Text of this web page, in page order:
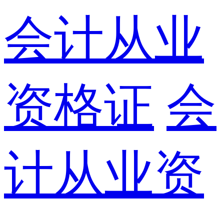
会计从业
资格证 会
计从业资